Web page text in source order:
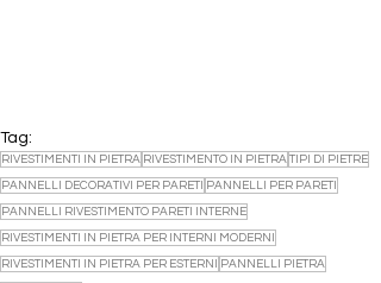
Tag:
RIVESTIMENTI IN PIETRA RIVESTIMENTO IN PIETRA TIPI DI PIETRE
PANNELLI DECORATIVI PER PARETI PANNELLI PER PARETI
PANNELLI RIVESTIMENTO PARETI INTERNE
RIVESTIMENTI IN PIETRA PER INTERNI MODERNI
RIVESTIMENTI IN PIETRA PER ESTERNI PANNELLI PIETRA